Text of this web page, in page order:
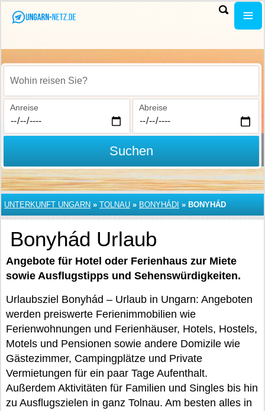
Wohin reisen Sie?
Anreise Abreise
Suchen
UNTERKUNFT UNGARN » TOLNAU » BONYHÁDI » BONYHÁD
Bonyhád Urlaub
Angebote für Hotel oder Ferienhaus zur Miete
sowie Ausflugstipps und Sehenswürdigkeiten.
Urlaubsziel Bonyhád – Urlaub in Ungarn: Angeboten
werden preiswerte Ferienimmobilien wie
Ferienwohnungen und Ferienhäuser, Hotels, Hostels,
Motels und Pensionen sowie andere Domizile wie
Gästezimmer, Campingplätze und Private
Vermietungen für ein paar Tage Aufenthalt.
Außerdem Aktivitäten für Familien und Singles bis hin
zu Ausflugszielen in ganz Tolnau. Am besten alles in